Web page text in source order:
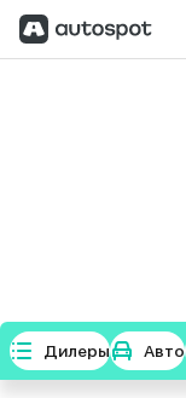
Дилеры Авто